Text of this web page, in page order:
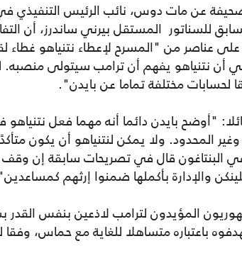
عن مات دوس، نائب الرئيس التنفيذي
للسناتور المستقل بيرني ساندرز، أن
عناصر من "المسرح لإعطاء نتنياهو غطاء
أن نتنياهو يفهم أن ترامب سيتولى منصبه.
لحسابات مختلفة تماما عن بايدن".
"أوضح بايدن دائما أنه مهما فعل
المحدود. ولا يمكن لنتنياهو أن يكون
قال في تصريحات سابقة إن وقف
والإدارة بأكملها ضمنوا إرثهم
المؤيدون لترامب لاذعين بنفس القدر
باعتباره متساهلا للغاية مع حماس، وفقا